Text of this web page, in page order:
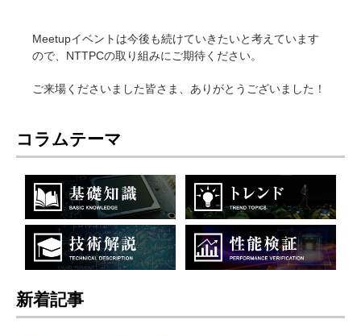
Meetupイベントは今後も続けていきたいと考えています
ので、NTTPCの取り組みにご期待ください。
ご来場くださいました皆さま、ありがとうございました！
コラムテーマ
新着記事